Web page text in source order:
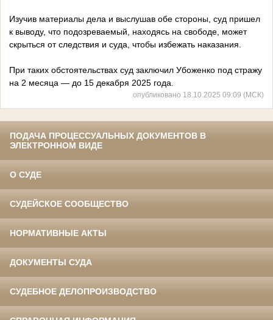
Изучив материалы дела и выслушав обе стороны, суд пришел
к выводу, что подозреваемый, находясь на свободе, может
скрыться от следствия и суда, чтобы избежать наказания.
При таких обстоятельствах суд заключил Убоженко под стражу
на 2 месяца — до 15 декабря 2025 года.
опубликовано 18.10.2025 09:09 (МСК)
ПОДАЧА ПРОЦЕССУАЛЬНЫХ ДОКУМЕНТОВ В
ЭЛЕКТРОННОМ ВИДЕ
О СУДЕ
СУДЕЙСКОЕ СООБЩЕСТВО
НОРМАТИВНЫЕ АКТЫ
ДОКУМЕНТЫ СУДА
СУДЕБНОЕ ДЕЛОПРОИЗВОДСТВО